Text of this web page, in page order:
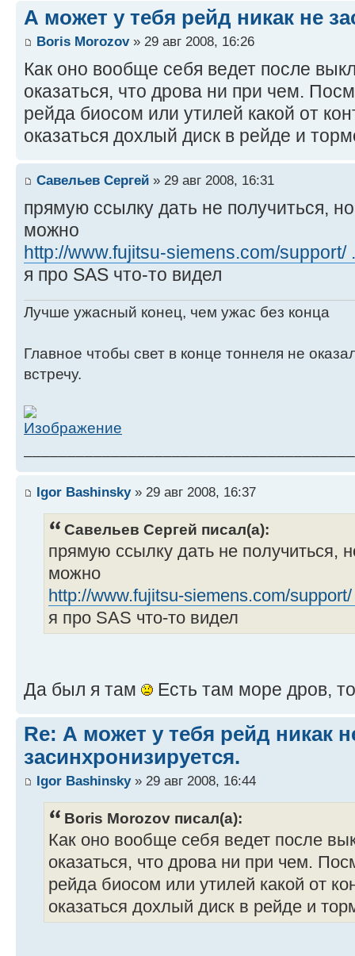
А может у тебя рейд никак не
Boris Morozov» 29 авг 2008, 16:26
Как оно вообще себя ведет после
оказаться, что дрова ни при чем.
рейда биосом или утилей какой от
оказаться дохлый диск в рейде и
Савельев Сергей » 29 авг 2008, 16:31
прямую ссылку дать не получиться,
можно
http://www.fujitsu-siemens.com/support/
я про SAS что-то видел
Лучше ужасный конец, чем ужас без конца
Главное чтобы свет в конце тоннеля не
встречу.
Igor Bashinsky» 29 авг 2008, 16:37
Савельев Сергей писал(а):
прямую ссылку дать не получиться,
можно
http://www.fujitsu-siemens.com/
я про SAS что-то видел
Да был я там Есть там море дров,
Re: А может у тебя рейд никак
засинхронизируется.
Igor Bashinsky» 29 авг 2008, 16:44
Boris Morozov писал(а):
Как оно вообще себя ведет после
оказаться, что дрова ни при чем.
рейда биосом или утилей какой от
оказаться дохлый диск в рейде и